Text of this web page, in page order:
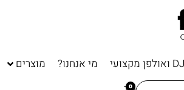
מי אנחנו? מוצרים
0